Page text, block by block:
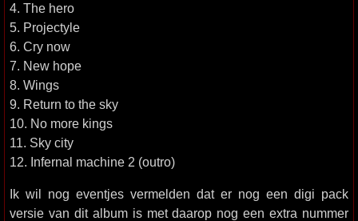
4. The hero
5. Projectyle
6. Cry now
7. New hope
8. Wings
9. Return to the sky
10. No more kings
11. Sky city
12. Infernal machine 2 (outro)
Ik wil nog eventjes vermelden dat er nog een digi pack
versie van dit album is met daarop nog een extra nummer